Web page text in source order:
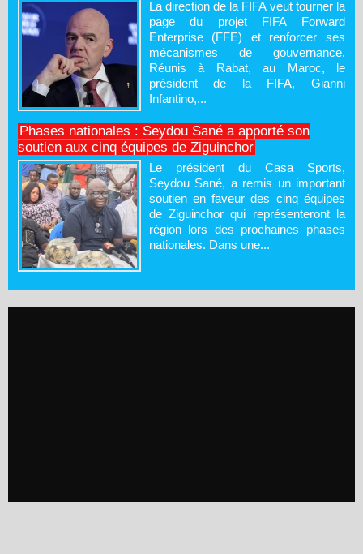
La direction de la FIFA veut tourner la
page du projet FIFA Forward
Enterprise (FFE) et renforcer ses
mécanismes de gouvernance.
Réunis à Rabat, au Maroc, le
président de la FIFA, Gianni
Infantino,...
Phases nationales : Seydou Sané a apporté son
soutien aux cinq équipes de Ziguinchor
Le président du Casa Sports,
Seydou Sané, a remis un important
soutien en faveur des cinq équipes
de Ziguinchor qui représenteront la
région lors des prochaines phases
nationales. Dans une...